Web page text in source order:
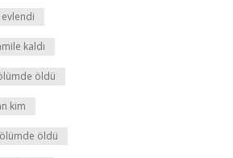
kaldı
öldü
kim
öldü